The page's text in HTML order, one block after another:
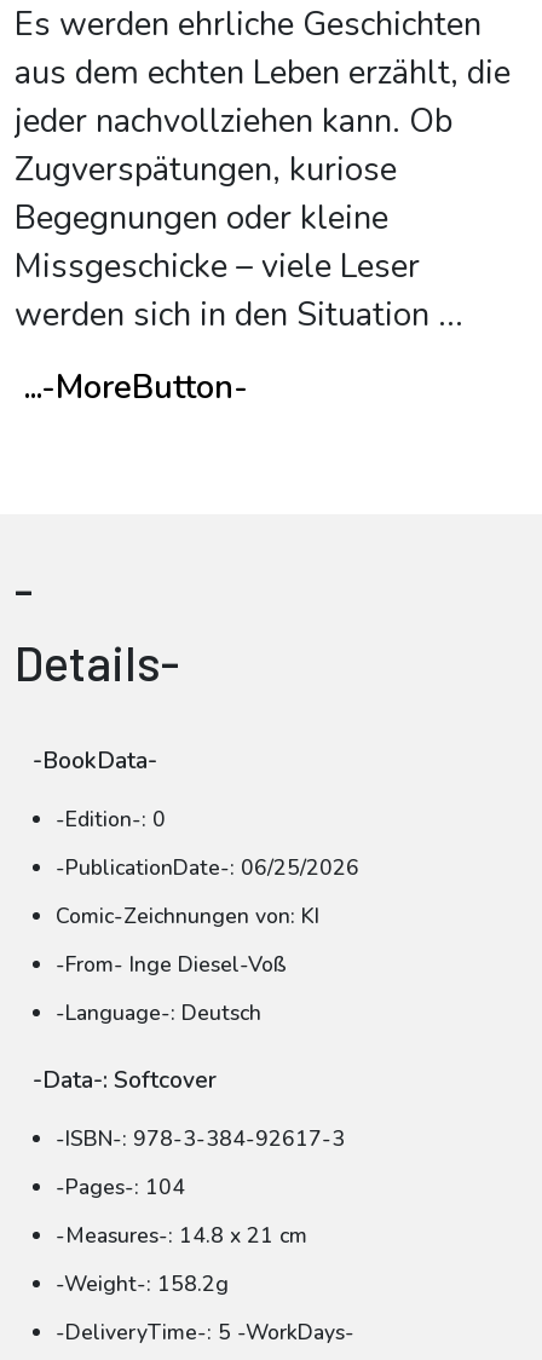
Es werden ehrliche Geschichten
aus dem echten Leben erzählt, die
jeder nachvollziehen kann. Ob
Zugverspätungen, kuriose
Begegnungen oder kleine
Missgeschicke – viele Leser
werden sich in den Situation ...
...-MoreButton-
-
Details-
-BookData-
-Edition-: 0
-PublicationDate-: 06/25/2026
Comic-Zeichnungen von: KI
-From- Inge Diesel-Voß
-Language-: Deutsch
-Data-: Softcover
-ISBN-: 978-3-384-92617-3
-Pages-: 104
-Measures-: 14.8 x 21 cm
-Weight-: 158.2g
-DeliveryTime-: 5 -WorkDays-